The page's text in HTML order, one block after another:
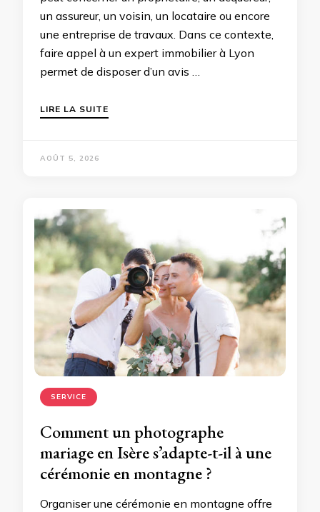
un assureur, un voisin, un locataire ou encore
une entreprise de travaux. Dans ce contexte,
faire appel à un expert immobilier à Lyon
permet de disposer d’un avis …
LIRE LA SUITE
AOÛT 5, 2026
SERVICE
Comment un photographe
mariage en Isère s’adapte-t-il à une
cérémonie en montagne ?
Organiser une cérémonie en montagne offre